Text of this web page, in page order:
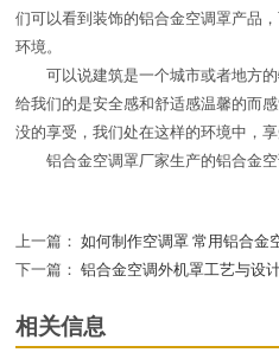
们可以看到装饰的铝合金空调罩产品
环境。
可以说建筑是一个城市或者地方的
给我们的是安全感和舒适感温馨的而
没的享受，我们处在这样的环境中，
铝合金空调罩厂家生产的铝合金空
上一篇： 如何制作空调罩 常用铝合金
下一篇： 铝合金空调外机罩工艺与设
相关信息